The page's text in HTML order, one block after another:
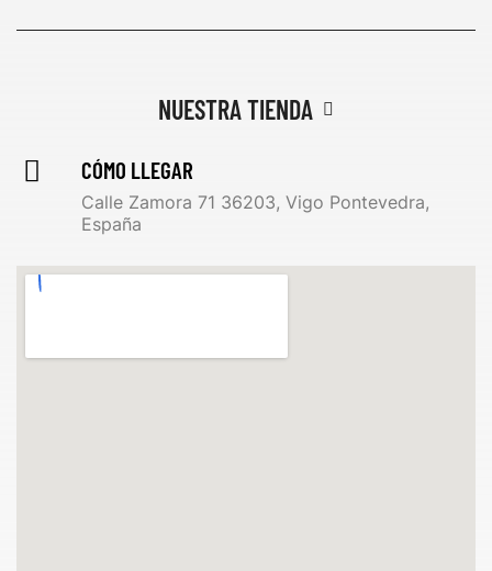
NUESTRA TIENDA
CÓMO LLEGAR
Calle Zamora 71 36203, Vigo Pontevedra,
España